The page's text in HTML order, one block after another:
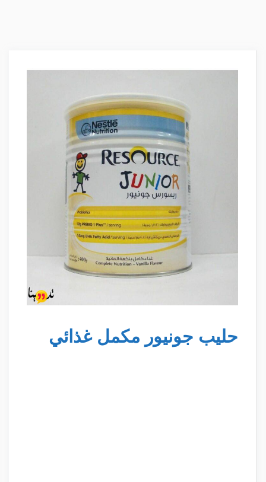
حليب جونيور مكمل غذائي